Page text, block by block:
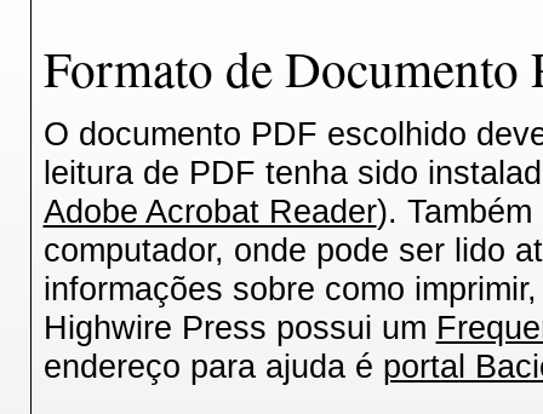
Formato de
O documento PDF escolhido
leitura de PDF tenha sido
Adobe Acrobat Reader).
computador, onde pode ser lido
informações sobre como
Highwire Press possui um
endereço para ajuda é portal